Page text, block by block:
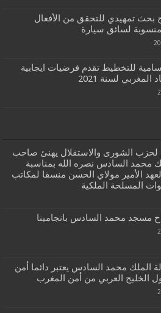
بحث تمهيدي للتحقق من الأفعال
لسائق سيارة
للتخطيط تقدم فرضيات ايجابية
المغربي لسنة 2021
لحزب الشورى والاستقلال يهنئ صاحب
محمد السادس نصره الله بمناسبة
الأمير مولاي الحسن منسقا لمكاتب
المسلحة الملكية
مسجد محمد السادس بانجامينا
الملك محمد السادس يعتبر دائما أمن
الخليج العربي من أمن المغرب